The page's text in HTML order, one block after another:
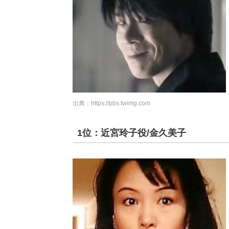
出典： https://pbs.twimg.com
1位：近宮玲子役/金久美子